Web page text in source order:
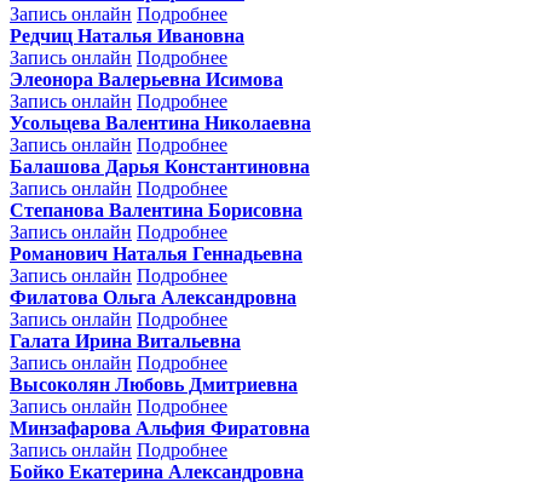
Запись онлайн Подробнее
Редчиц Наталья Ивановна
Запись онлайн Подробнее
Элеонора Валерьевна Исимова
Запись онлайн Подробнее
Усольцева Валентина Николаевна
Запись онлайн Подробнее
Балашова Дарья Константиновна
Запись онлайн Подробнее
Степанова Валентина Борисовна
Запись онлайн Подробнее
Романович Наталья Геннадьевна
Запись онлайн Подробнее
Филатова Ольга Александровна
Запись онлайн Подробнее
Галата Ирина Витальевна
Запись онлайн Подробнее
Высоколян Любовь Дмитриевна
Запись онлайн Подробнее
Минзафарова Альфия Фиратовна
Запись онлайн Подробнее
Бойко Екатерина Александровна